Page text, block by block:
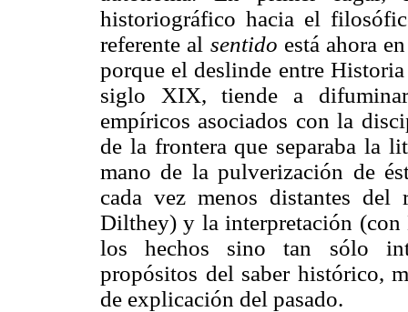
historiográfico hacia el
referente al sentido está ahora
porque el deslinde entre
siglo XIX, tiende a
empíricos asociados con la
de la frontera que separaba la
mano de la pulverización de
cada vez menos distantes
Dilthey) y la interpretación (con
los hechos sino tan sólo
propósitos del saber histórico,
de explicación del pasado.